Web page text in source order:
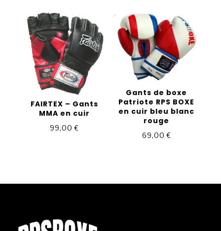
FAIRTEX – Gants
MMA en cuir
99,00€
Gants de boxe
Patriote RPS BOXE
en cuir bleu blanc
rouge
69,00€